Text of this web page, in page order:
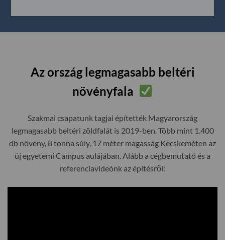
Az ország legmagasabb beltéri
növényfala
Szakmai csapatunk tagjai építették Magyarország
legmagasabb beltéri zöldfalát is 2019-ben. Több mint 1.400
db növény, 8 tonna súly, 17 méter magasság Kecskeméten az
új egyetemi Campus aulájában. Alább a cégbemutató és a
referenciavideónk az építésről: